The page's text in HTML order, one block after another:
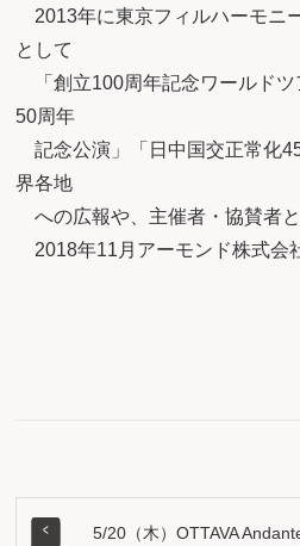
2013年に東京フィルハーモニ
として
「創立100周年記念ワールドツ
50周年
記念公演」「日中国交正常化
界各地
への広報や、主催者・協賛者と
2018年11月アーモンド株式会
5/20（木）OTTAVA